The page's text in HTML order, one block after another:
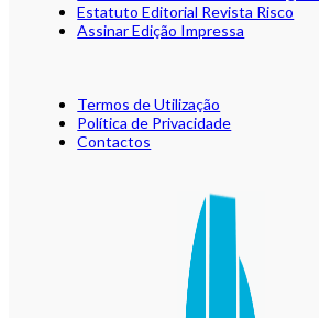
Estatuto Editorial Revista Risco
Assinar Edição Impressa
Termos de Utilização
Política de Privacidade
Contactos